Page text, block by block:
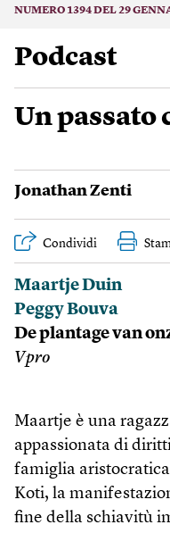
NUMERO 1394 DEL 29
podcast
Un passato
Jonathan Zenti
Condividi
Maartje Duin
Peggy Bouva
De plantage van
Vpro
Maartje è una
appassionata di
famiglia
Koti, la
fine della schiavitù